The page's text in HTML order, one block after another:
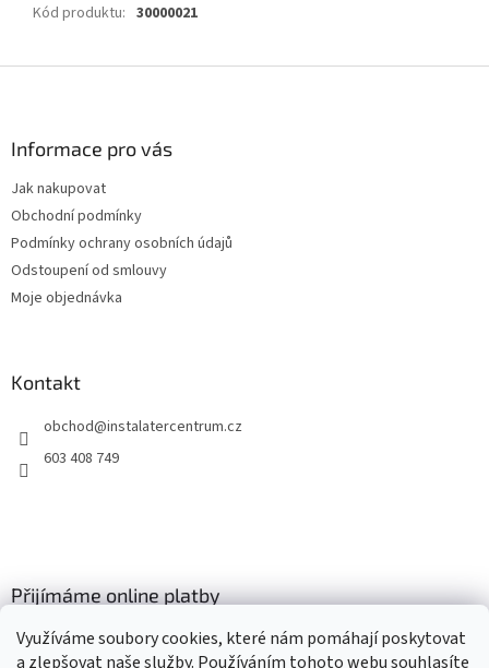
Využíváme soubory cookies, které nám pomáhají poskytovat
a zlepšovat naše služby. Používáním tohoto webu souhlasíte
Kód produktu: 30000021
Informace pro vás
Jak nakupovat
Obchodní podmínky
Podmínky ochrany osobních údajů
Odstoupení od smlouvy
Moje objednávka
Kontakt
obchod@instalatercentrum.cz
603 408 749
Přijímáme online platby